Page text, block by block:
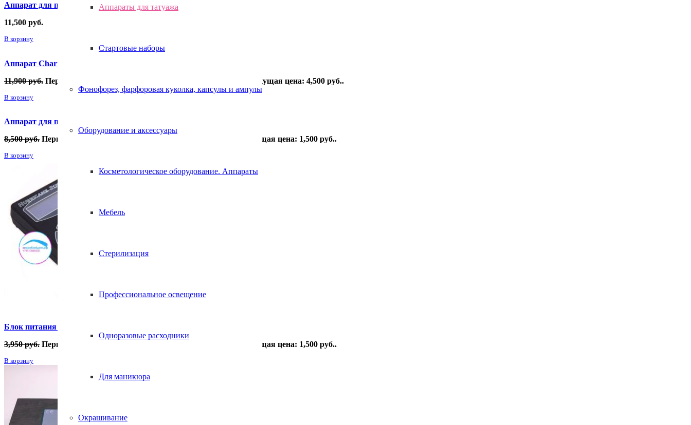
Аппараты для татуажа
Стартовые наборы
Фонофорез, фарфоровая куколка, капсулы и ампулы
Оборудование и аксессуары
Косметологическое оборудование. Аппараты
Мебель
Стерилизация
Профессиональное освещение
Одноразовые расходники
Для маникюра
Окрашивание
Аппарат для перманентного макияжа XCF
11,500 руб.
В корзину
Аппарат Charmer Princesses для татуажа с блоком питания
11,900руб. Первоначальная цена составляла 11,900 руб.. Текущая цена: 4,500 руб..
В корзину
Аппарат для перманентного макияжа Gold Brown
8,500руб. Первоначальная цена составляла 8,500 руб.. Текущая цена: 1,500 руб..
В корзину
Блок питания HURRICANE POWER HP-2
3,950руб. Первоначальная цена составляла 3,950 руб.. Текущая цена: 1,500 руб..
В корзину